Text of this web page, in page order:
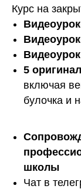
Курс на
Видеоурок
5
включая
булочка и
школы
Чат в